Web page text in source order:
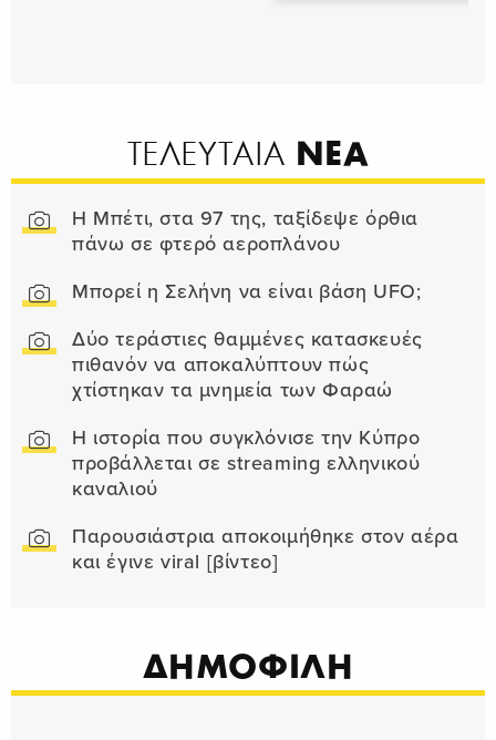
ΤΕΛΕΥΤΑΙΑ ΝΕΑ
Η Μπέτι, στα 97 της, ταξίδεψε όρθια
πάνω σε φτερό αεροπλάνου
Μπορεί η Σελήνη να είναι βάση UFO;
Δύο τεράστιες θαμμένες κατασκευές
πιθανόν να αποκαλύπτουν πώς
χτίστηκαν τα μνημεία των Φαραώ
Η ιστορία που συγκλόνισε την Κύπρο
προβάλλεται σε streaming ελληνικού
καναλιού
Παρουσιάστρια αποκοιμήθηκε στον αέρα
και έγινε viral [βίντεο]
ΔΗΜΟΦΙΛΗ